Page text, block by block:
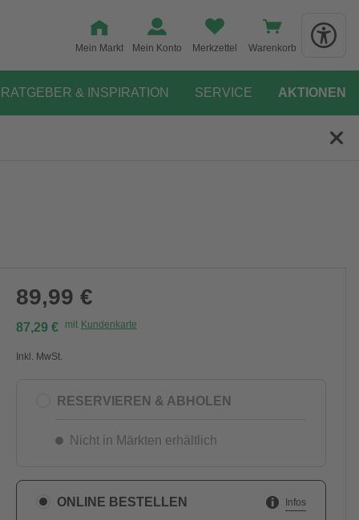
Mein Markt Mein Konto Merkzettel Warenkorb
RATGEBER & INSPIRATION SERVICE AKTIONEN
89,99 €
87,29 € mit Kundenkarte
Inkl. MwSt.
RESERVIEREN & ABHOLEN
Nicht in Märkten erhältlich
ONLINE BESTELLEN Infos